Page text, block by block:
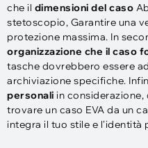
che il dimensioni del caso
stetoscopio, Garantire una
protezione massima. In
organizzazione che il caso
tasche dovrebbero essere
archiviazione specifiche.
personali in considerazione,
trovare un caso EVA da un
integra il tuo stile e l'identità